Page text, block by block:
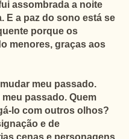
assombrada a noite
E a paz do sono está se
porque os
menores, graças aos
meu passado.
passado. Quem
lo com outros olhos?
e de
cenas e personagens